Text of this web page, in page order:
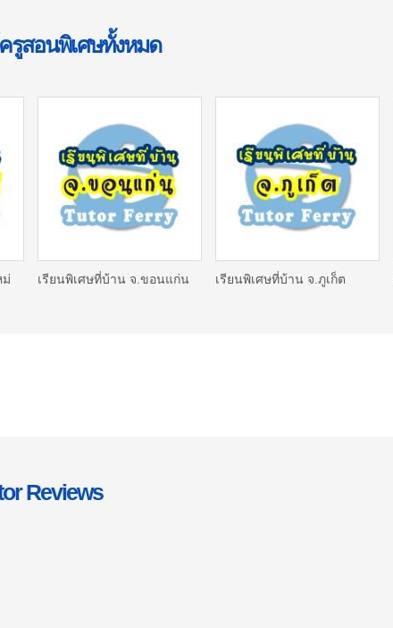
รูสอนพิเศษทั้งหมด
ม่ เรียนพิเศษที่บ้าน จ.ขอนแก่น เรียนพิเศษที่บ้าน จ.ภูเก็ต
Reviews